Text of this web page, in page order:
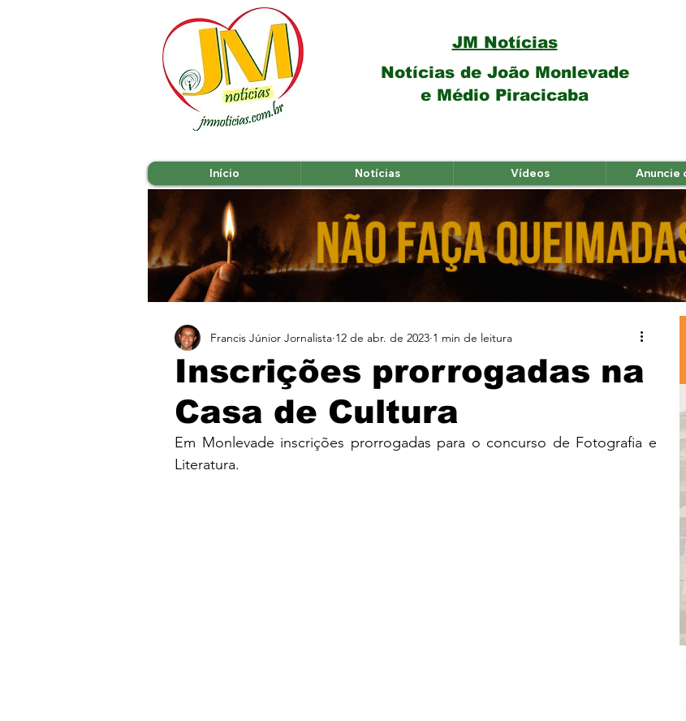
Notícias de João Monlevade
e Médio Piracicaba
JM Notícias
Início Notícias Vídeos Anuncie
Inscrições prorrogadas na
Casa de Cultura
Francis Júnior Jornalista 12 de abr. de 2023 1 min de leitura
Em Monlevade inscrições prorrogadas para o concurso de Fotografia e
Literatura.